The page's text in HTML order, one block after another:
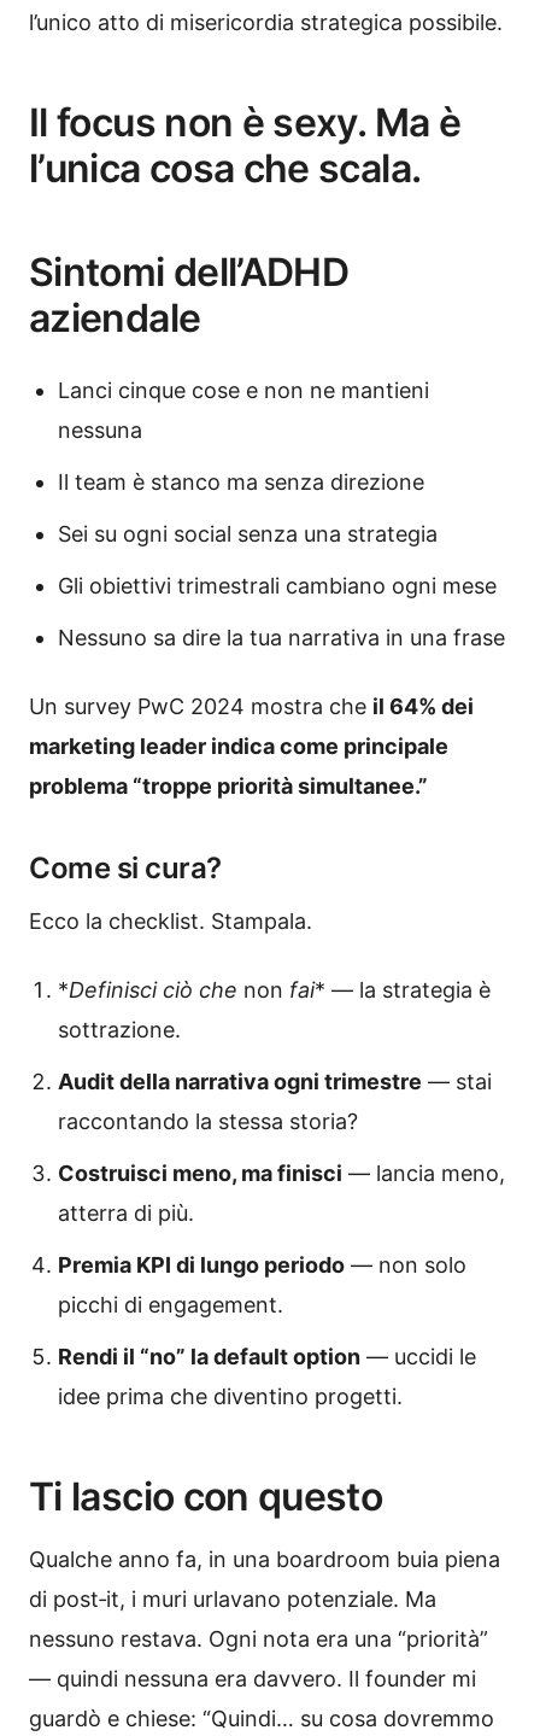
l’unico atto di misericordia strategica possibile.
Il focus non è sexy. Ma è
l’unica cosa che scala.
Sintomi dell’ADHD
aziendale
Lanci cinque cose e non ne mantieni
nessuna
Il team è stanco ma senza direzione
Sei su ogni social senza una strategia
Gli obiettivi trimestrali cambiano ogni mese
Nessuno sa dire la tua narrativa in una frase
Un survey PwC 2024 mostra che il 64% dei
marketing leader indica come principale
problema “troppe priorità simultanee.”
Come si cura?
Ecco la checklist. Stampala.
*Definisci ciò che non fai* — la strategia è
sottrazione.
Audit della narrativa ogni trimestre — stai
raccontando la stessa storia?
Costruisci meno, ma finisci — lancia meno,
atterra di più.
Premia KPI di lungo periodo — non solo
picchi di engagement.
Rendi il “no” la default option — uccidi le
idee prima che diventino progetti.
Ti lascio con questo
Qualche anno fa, in una boardroom buia piena
di post‑it, i muri urlavano potenziale. Ma
nessuno restava. Ogni nota era una “priorità”
— quindi nessuna era davvero. Il founder mi
guardò e chiese: “Quindi… su cosa dovremmo